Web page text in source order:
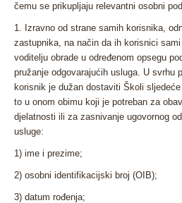
čemu se prikupljaju relevantni osobni
1. Izravno od strane samih korisnika,
zastupnika, na način da ih korisnici
voditelju obrade u određenom opsegu
pružanje odgovarajućih usluga. U svrhu
korisnik je dužan dostaviti Školi
to u onom obimu koji je potreban za
djelatnosti ili za zasnivanje ugovornog
usluge:
1) ime i prezime;
2) osobni identifikacijski broj (OIB);
3) datum rođenja;